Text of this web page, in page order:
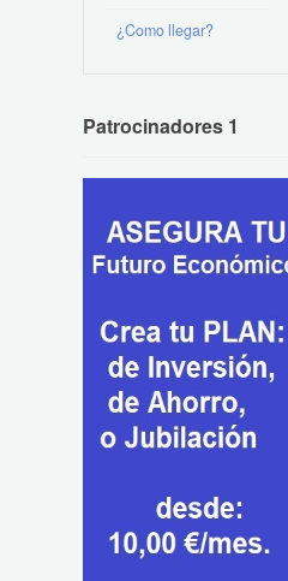
¿Como llegar?
Patrocinadores 1